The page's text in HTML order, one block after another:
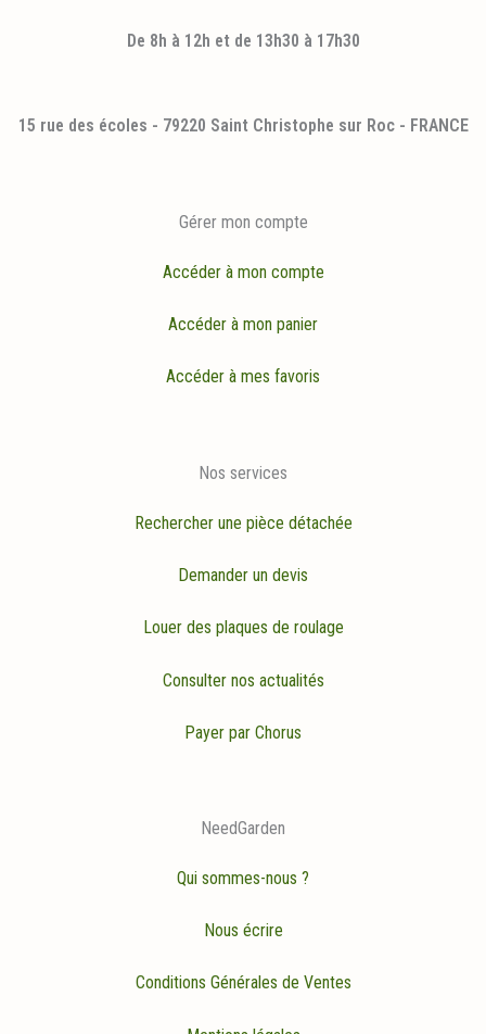
De 8h à 12h et de 13h30 à 17h30
15 rue des écoles - 79220 Saint Christophe sur Roc - FRANCE
Gérer mon compte
Accéder à mon compte
Accéder à mon panier
Accéder à mes favoris
Nos services
Rechercher une pièce détachée
Demander un devis
Louer des plaques de roulage
Consulter nos actualités
Payer par Chorus
NeedGarden
Qui sommes-nous ?
Nous écrire
Conditions Générales de Ventes